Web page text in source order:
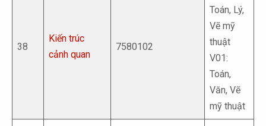
Toán, Lý,
Vẽ mỹ
thuật
V01:
Toán,
Văn, Vẽ
mỹ thuật
38
Kiến trúc
cảnh quan
7580102